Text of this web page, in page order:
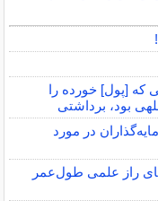
که [پول] خورده را
بود، برداشتی
در مورد
ساله شد؛ افشای راز علمی طول‌عمر